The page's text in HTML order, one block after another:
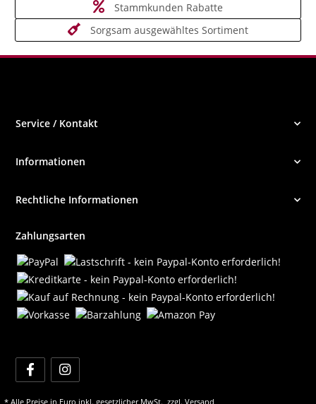
Stammkunden Rabatte
Sorgsam ausgewähltes Sortiment
Service / Kontakt
Informationen
Rechtliche Informationen
Zahlungsarten
* Alle Preise in Euro inkl. gesetzlicher MwSt., zzgl.Versand